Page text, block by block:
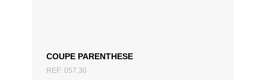
COUPE PARENTHESE
REF: 057.30